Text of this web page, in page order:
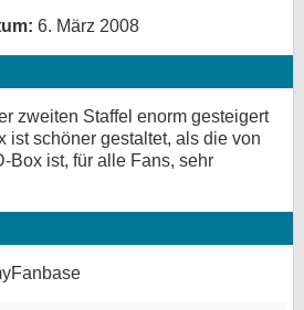
6. März 2008
zweiten Staffel enorm gesteigert
ist schöner gestaltet, als die von
Box ist, für alle Fans, sehr